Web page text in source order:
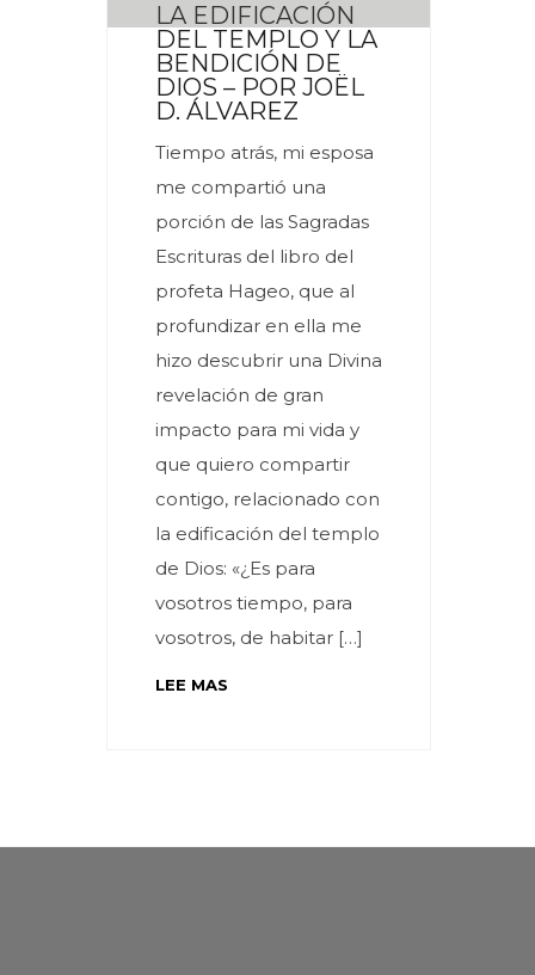
LA EDIFICACIÓN
DEL TEMPLO Y LA
BENDICIÓN DE
DIOS – POR JOËL
D. ÁLVAREZ
Tiempo atrás, mi esposa
me compartió una
porción de las Sagradas
Escrituras del libro del
profeta Hageo, que al
profundizar en ella me
hizo descubrir una Divina
revelación de gran
impacto para mi vida y
que quiero compartir
contigo, relacionado con
la edificación del templo
de Dios: «¿Es para
vosotros tiempo, para
vosotros, de habitar […]
LEE MAS